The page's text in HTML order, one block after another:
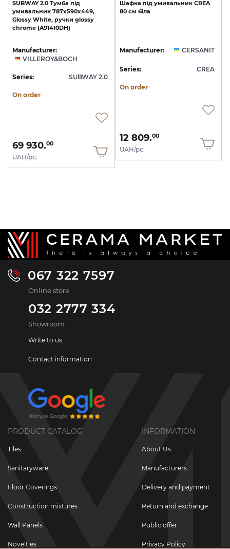
SUBWAY 2.0 Тумба під
умивальник 787х590х449,
Glossy White, ручки glossy
chrome (A91410DH)
Manufacturer:
VILLEROY&BOCH
Series: SUBWAY 2.0
On order
69 930.00
UAH/pc.
Шафка під умивальник CREA
80 см біла
Manufacturer: CERSANIT
Series: CREA
On order
12 809.00
UAH/pc.
067 322 7597
Online store
032 2777 334
Showroom
Write to us
Contact information
PRODUCT CATALOG
Tiles
Sanitaryware
Floor Coverings
Construction mixtures
Wall Panels
Novelties
INFORMATION
About Us
Manufacturers
Delivery and payment
Return and exchange
Public offer
Privacy Policy